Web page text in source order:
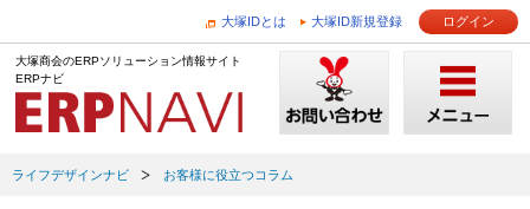
大塚IDとは 大塚ID新規登録 ログイン
大塚商会のERPソリューション情報サイト
ERPナビ
ライフデザインナビ お客様に役立つコラム